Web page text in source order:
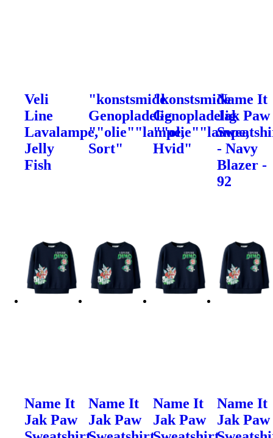
Veli
Line
Lavalampe,
Jelly
Fish
"konstsmide
Genopladelig
""olie""lampe,
Sort"
"konstsmide
Genopladelig
""olie""lampe,
Hvid"
Name It
Jak Paw
- Navy
Blazer -
92
Name It
Jak Paw
Name It
Jak Paw
Name It
Jak Paw
Name It
Jak Paw